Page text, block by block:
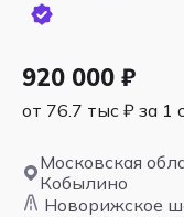
920 000 ₽
от 76.7 тыс ₽ за 1
Московская
Кобылино
Новорижское